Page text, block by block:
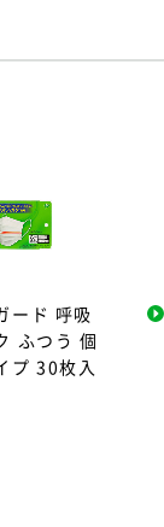
ード 呼吸
ふつう 個
プ 30枚入